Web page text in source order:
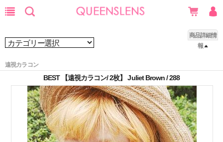
遠視カラコン
商品詳細情
報
BEST 【遠視カラコン/ 2枚】 Juliet Brown / 288